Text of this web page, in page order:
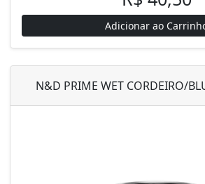
Adicionar ao
N&D PRIME WET CORDEIRO/